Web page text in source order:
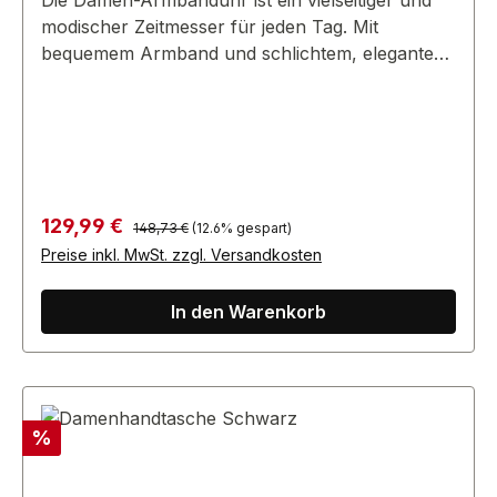
modischer Zeitmesser für jeden Tag. Mit
bequemem Armband und schlichtem, elegantem
Verkaufspreis:
129,99 € Regulärer Preis:
148,73 € (12.6% gespart)
Preise inkl. MwSt. zzgl. Versandkosten
In den Warenkorb
Rabatt
%